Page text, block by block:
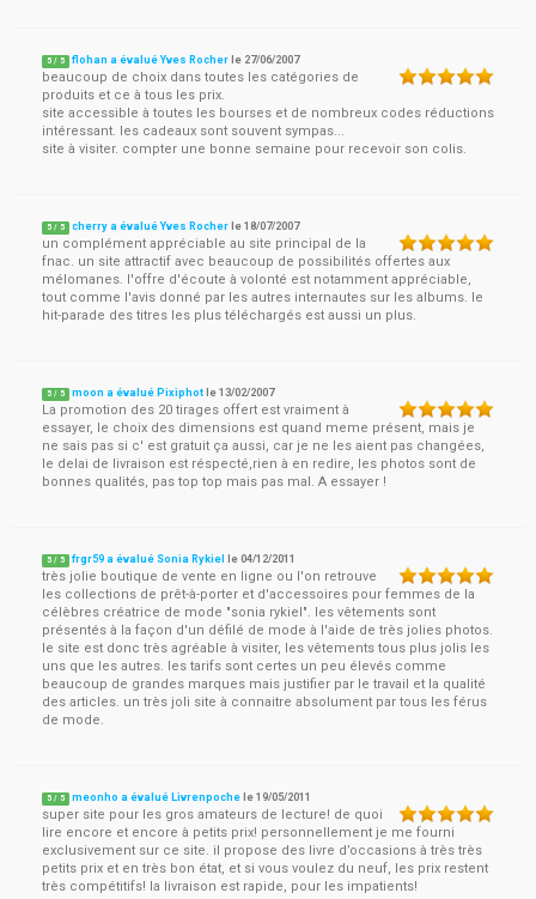
5 / 5 flohan a évalué Yves Rocher le 27/06/2007
beaucoup de choix dans toutes les catégories de
produits et ce à tous les prix.
site accessible à toutes les bourses et de nombreux codes réductions
intéressant. les cadeaux sont souvent sympas...
site à visiter. compter une bonne semaine pour recevoir son colis.
5 / 5 cherry a évalué Yves Rocher le18/07/2007
un complément appréciable au site principal de la
fnac. un site attractif avec beaucoup de possibilités offertes aux
mélomanes. l'offre d'écoute à volonté est notamment appréciable,
tout comme l'avis donné par les autres internautes sur les albums. le
hit-parade des titres les plus téléchargés est aussi un plus.
5 / 5 moon a évalué Pixiphot le13/02/2007
La promotion des 20 tirages offert est vraiment à
essayer, le choix des dimensions est quand meme présent, mais je
ne sais pas si c' est gratuit ça aussi, car je ne les aient pas changées,
le delai de livraison est réspecté,rien à en redire, les photos sont de
bonnes qualités, pas top top mais pas mal. A essayer !
5 / 5 frgr59 a évalué Sonia Rykiel le04/12/2011
très jolie boutique de vente en ligne ou l'on retrouve
les collections de prêt-à-porter et d'accessoires pour femmes de la
célèbres créatrice de mode "sonia rykiel". les vêtements sont
présentés à la façon d'un défilé de mode à l'aide de très jolies photos.
le site est donc très agréable à visiter, les vêtements tous plus jolis les
uns que les autres. les tarifs sont certes un peu élevés comme
beaucoup de grandes marques mais justifier par le travail et la qualité
des articles. un très joli site à connaitre absolument par tous les férus
de mode.
5 / 5 meonho a évalué Livrenpoche le19/05/2011
super site pour les gros amateurs de lecture! de quoi
lire encore et encore à petits prix! personnellement je me fourni
exclusivement sur ce site. il propose des livre d’occasions à très très
petits prix et en très bon état, et si vous voulez du neuf, les prix restent
très compétitifs! la livraison est rapide, pour les impatients!